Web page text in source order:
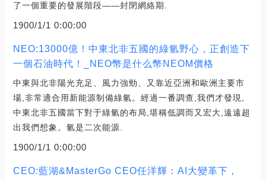
了一個重要的發展階段——封閉網絡期.
1900/1/1 0:00:00
NEO:13000億！中東北非五國的綠氫野心，正創造下
一個石油時代！_NEO幣是什么幣NEOM價格
中東與北非陽光充足、風力強勁、又靠近亞洲和歐洲主要市
場,非常適合用新能源制備綠氫。經過一番調查,我們才發現,
中東北非五國當下對于綠氫的布局,堪稱低調而又宏大,遠遠超
出我們想象。氫是二次能源.
1900/1/1 0:00:00
CEO:藍湖&MasterGo CEO任洋輝：AI大變革下，